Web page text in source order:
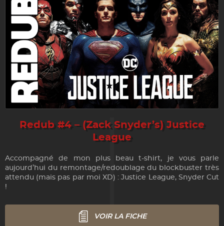
Redub #4 – (Zack Snyder’s) Justice
League
Accompagné de mon plus beau t-shirt, je vous parle
aujourd’hui du remontage/redoublage du blockbuster très
attendu (mais pas par moi XD) : Justice League, Snyder Cut
!
VOIR LA FICHE